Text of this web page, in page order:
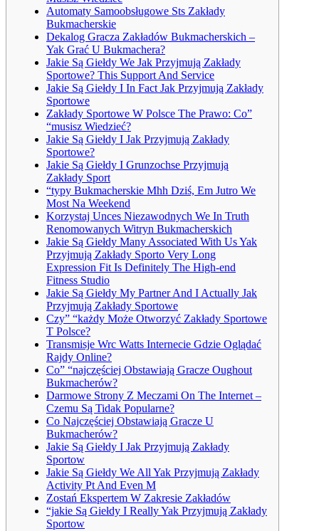
Automaty Samoobsługowe Sts Zakłady
Bukmacherskie
Dekalog Gracza Zakładów Bukmacherskich –
Yak Grać U Bukmachera?
Jakie Są Giełdy We Jak Przyjmują Zakłady
Sportowe? This Support And Service
Jakie Są Giełdy I In Fact Jak Przyjmują Zakłady
Sportowe
Zakłady Sportowe W Polsce The Prawo: Co”
“musisz Wiedzieć?
Jakie Są Giełdy I Jak Przyjmują Zakłady
Sportowe?
Jakie Są Giełdy I Grunzochse Przyjmują
Zakłady Sport
“typy Bukmacherskie Mhh Dziś, Em Jutro We
Most Na Weekend
Korzystaj Unces Niezawodnych We In Truth
Renomowanych Witryn Bukmacherskich
Jakie Są Giełdy Many Associated With Us Yak
Przyjmują Zakłady Sporto Very Long
Expression Fit Is Definitely The High-end
Fitness Studio
Jakie Są Giełdy My Partner And I Actually Jak
Przyjmują Zakłady Sportowe
Czy” “każdy Może Otworzyć Zakłady Sportowe
T Polsce?
Transmisje Wrc Watts Internecie Gdzie Oglądać
Rajdy Online?
Co” “najczęściej Obstawiają Gracze Oughout
Bukmacherów?
Darmowe Strony Z Meczami On The Internet –
Czemu Są Tidak Popularne?
Co Najczęściej Obstawiają Gracze U
Bukmacherów?
Jakie Są Giełdy I Jak Przyjmują Zakłady
Sportow
Jakie Są Giełdy We All Yak Przyjmują Zakłady
Activity Pt And Even M
Zostań Ekspertem W Zakresie Zakładów
“jakie Są Giełdy I Really Yak Przyjmują Zakłady
Sportow